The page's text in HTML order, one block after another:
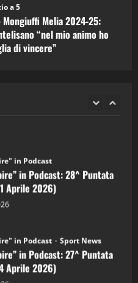
a 5
Mongiuffi Melia 2024-25:
“nel mio animo ho
di vincere”
Maggio 2026)
Aprile 2026)
Aprile 2026)